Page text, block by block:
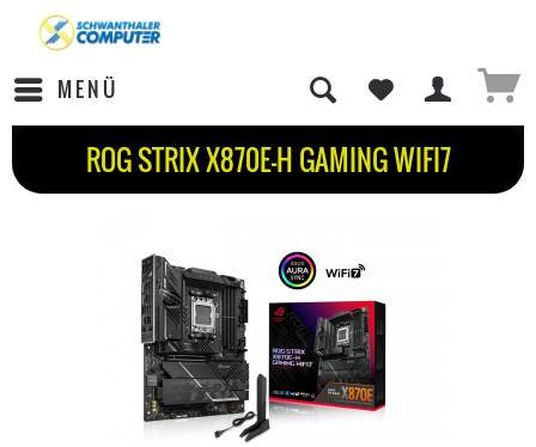
MENÜ
ROG STRIX X870E-H GAMING WIFI7